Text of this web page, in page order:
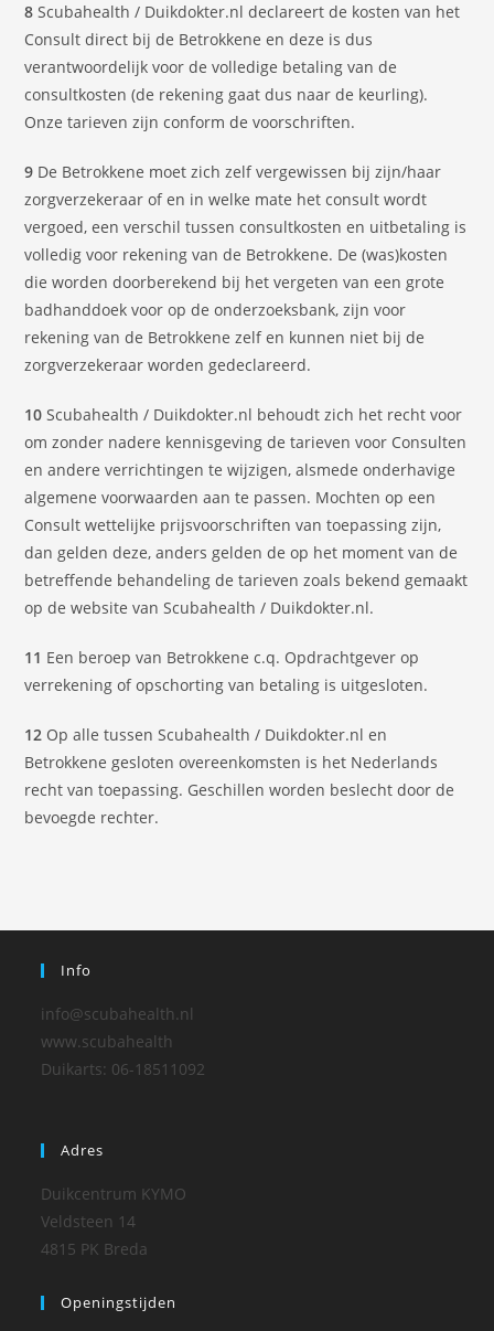
8 Scubahealth / Duikdokter.nl declareert de kosten van het
Consult direct bij de Betrokkene en deze is dus
verantwoordelijk voor de volledige betaling van de
consultkosten (de rekening gaat dus naar de keurling).
Onze tarieven zijn conform de voorschriften.
9 De Betrokkene moet zich zelf vergewissen bij zijn/haar
zorgverzekeraar of en in welke mate het consult wordt
vergoed, een verschil tussen consultkosten en uitbetaling is
volledig voor rekening van de Betrokkene. De (was)kosten
die worden doorberekend bij het vergeten van een grote
badhanddoek voor op de onderzoeksbank, zijn voor
rekening van de Betrokkene zelf en kunnen niet bij de
zorgverzekeraar worden gedeclareerd.
10 Scubahealth / Duikdokter.nl behoudt zich het recht voor
om zonder nadere kennisgeving de tarieven voor Consulten
en andere verrichtingen te wijzigen, alsmede onderhavige
algemene voorwaarden aan te passen. Mochten op een
Consult wettelijke prijsvoorschriften van toepassing zijn,
dan gelden deze, anders gelden de op het moment van de
betreffende behandeling de tarieven zoals bekend gemaakt
op de website van Scubahealth / Duikdokter.nl.
11 Een beroep van Betrokkene c.q. Opdrachtgever op
verrekening of opschorting van betaling is uitgesloten.
12 Op alle tussen Scubahealth / Duikdokter.nl en
Betrokkene gesloten overeenkomsten is het Nederlands
recht van toepassing. Geschillen worden beslecht door de
bevoegde rechter.
Info
info@scubahealth.nl
www.scubahealth
Duikarts: 06-18511092
Adres
Duikcentrum KYMO
Veldsteen 14
4815 PK Breda
Openingstijden